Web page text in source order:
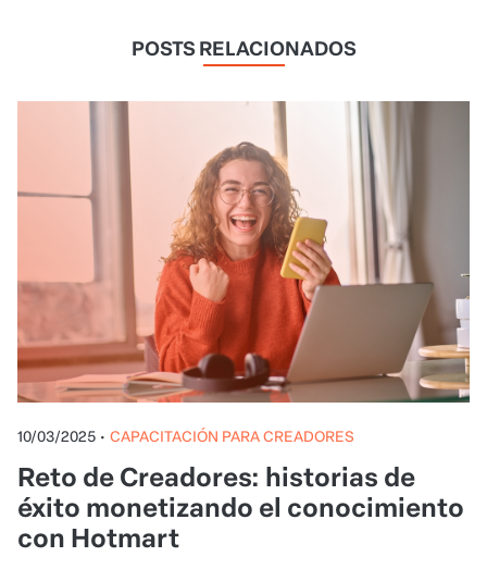
POSTS RELACIONADOS
10/03/2025 • CAPACITACIÓN PARA CREADORES
Reto de Creadores: historias de
éxito monetizando el conocimiento
con Hotmart